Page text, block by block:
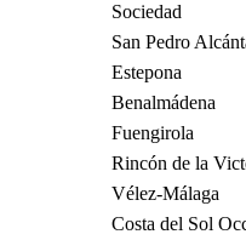
Sociedad
San Pedro
Estepona
Benalmádena
Fuengirola
Rincón de la
Vélez-Málaga
Costa del Sol